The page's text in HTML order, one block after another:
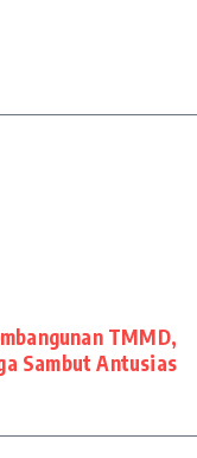
TMMD,
Sambut Antusias